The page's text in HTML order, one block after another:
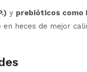
y prebióticos como
heces de mejor